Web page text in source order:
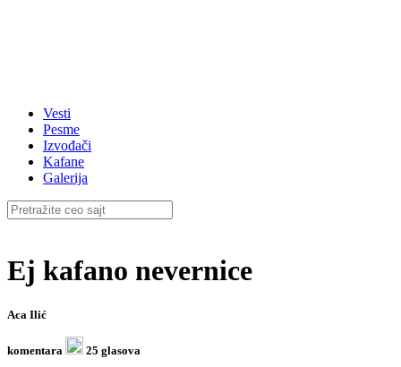
Vesti
Pesme
Izvođači
Kafane
Galerija
Ej kafano nevernice
Aca Ilić
komentara 25 glasova